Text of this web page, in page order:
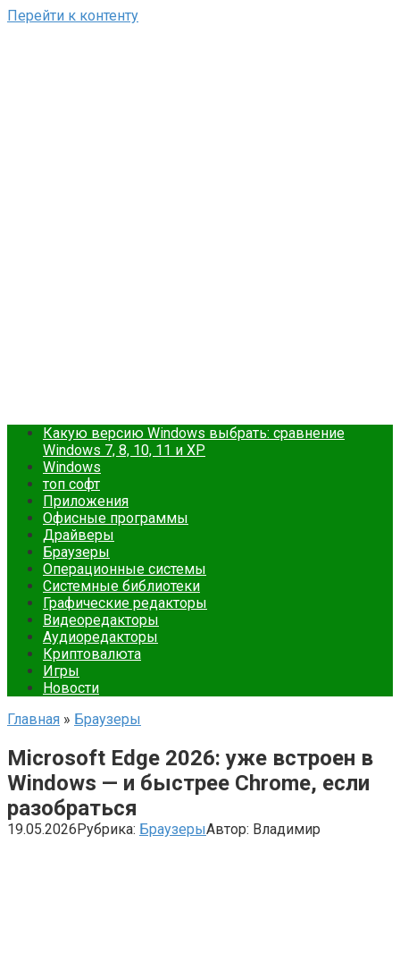
Перейти к контенту
Какую версию Windows выбрать: сравнение
Windows 7, 8, 10, 11 и XP
Windows
топ софт
Приложения
Офисные программы
Драйверы
Браузеры
Операционные системы
Cистемные библиотеки
Графические редакторы
Видеоредакторы
Аудиоредакторы
Криптовалюта
Игры
Новости
Главная » Браузеры
Microsoft Edge 2026: уже встроен в
Windows — и быстрее Chrome, если
разобраться
19.05.2026Рубрика: БраузерыАвтор: Владимир